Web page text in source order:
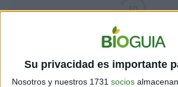
Su privacidad es importante
Nosotros y nuestros 1731 socios